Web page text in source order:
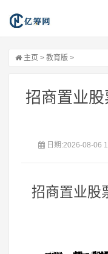
主页 > 教育版 >
招商置业
日期:2026-08-06
招商置业股